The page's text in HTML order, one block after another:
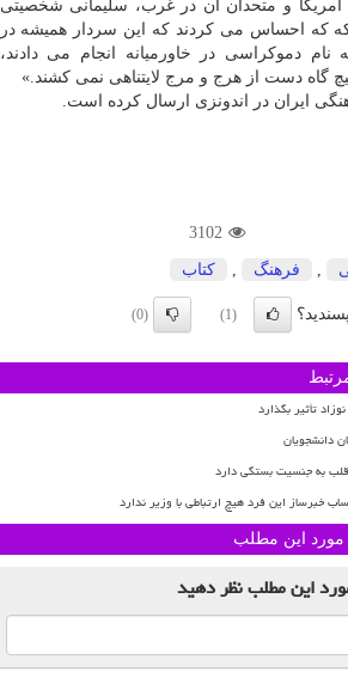
آمریکا و متحدان آن در غرب، سلیمانی شخصیتی
که احساس می کردند که این سردار همیشه در
نام دموکراسی در خاورمیانه انجام می دادند،
گاه دست از هرج و مرج لایتناهی نمی کشند.»
ایران در اندونزی ارسال کرده است.
3102
فرهنگ كتاب
(1)
(0)
تأثیر بگذارد
دانشجویان
به جنسیت بستگی دارد
خبرساز این فرد هیچ ارتباطی با وزیر ندارد
مورد این مطلب
این مطلبنظر دهید